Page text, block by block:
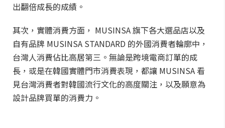
出翻倍成長的成績。
其次，實體消費方面， MUSINSA 旗下各大選品店以及
自有品牌 MUSINSA STANDARD 的外國消費者輪廓中，
台灣人消費佔比高居第三。無論是跨境電商訂單的成
長，或是在韓國實體門市消費表現，都讓 MUSINSA 看
見台灣消費者對韓國流行文化的高度關注，以及願意為
設計品牌買單的消費力。